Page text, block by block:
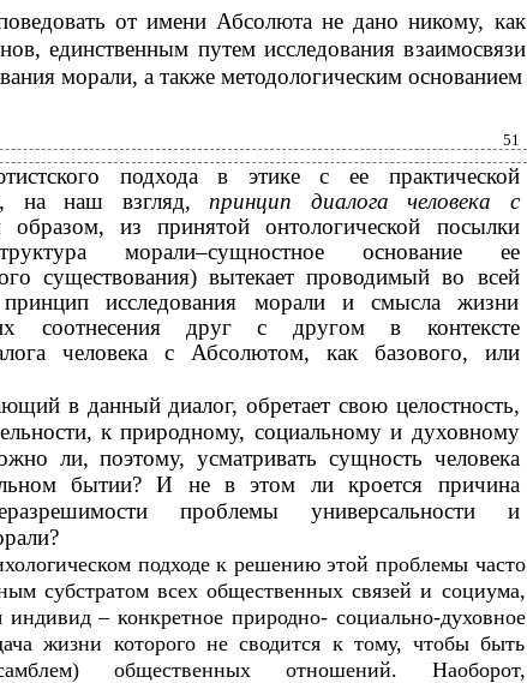
от имени Абсолюта не дано никому, как
единственным путем исследования взаимосвязи
морали, а также методологическим основанием
51
подхода в этике с ее практической
на наш взгляд, принцип диалога человека с
из принятой онтологической посылки
морали–сущностное основание ее
существования) вытекает проводимый во всей
исследования морали и смысла жизни
соотнесения друг с другом в контексте
человека с Абсолютом, как базового, или
в данный диалог, обретает свою целостность,
к природному, социальному и духовному
ли, поэтому, усматривать сущность человека
бытии? И не в этом ли кроется причина
проблемы универсальности и
подходе к решению этой проблемы часто
субстратом всех общественных связей и социума,
индивид – конкретное природно- социально-духовное
жизни которого не сводится к тому, чтобы быть
общественных отношений. Наоборот,